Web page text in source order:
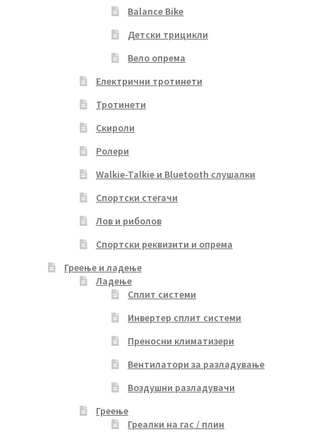
Balance Bike
Детски трицикли
Вело опрема
Електрични тротинети
Тротинети
Скироли
Ролери
Walkie-Talkie и Bluetooth слушалки
Спортски стегачи
Лов и риболов
Спортски реквизити и опрема
Греење и ладење
Ладење
Сплит системи
Инвертер сплит системи
Преносни климатизери
Вентилатори за разладување
Воздушни разладувачи
Греење
Греалки на гас / плин